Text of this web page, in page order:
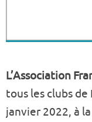
L’Association
tous les clubs
janvier 2022, à la